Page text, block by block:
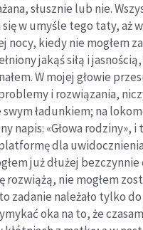
słusznie lub nie.
się w umyśle tego taty, aż
nocy, kiedy nie mogłem
jakąś siłą i
W mojej głowie
i rozwiązania,
ładunkiem; na
napis: «Głowa rodziny», i
dla
już dłużej bezczynnie
rozwiążą, nie mogłem
zadanie należało tylko
oka na to, że